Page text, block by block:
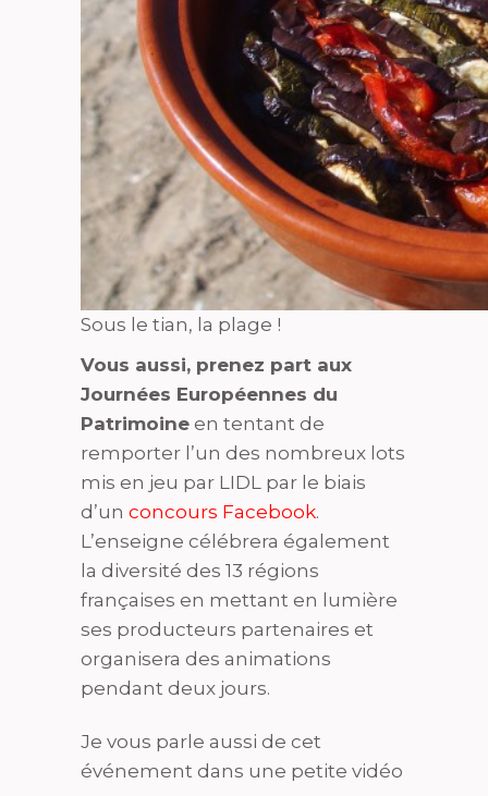
Sous le tian, la plage !
Vous aussi, prenez part aux
Journées Européennes du
Patrimoine en tentant de
remporter l’un des nombreux lots
mis en jeu par LIDL par le biais
d’un concours Facebook.
L’enseigne célébrera également
la diversité des 13 régions
françaises en mettant en lumière
ses producteurs partenaires et
organisera des animations
pendant deux jours.
Je vous parle aussi de cet
événement dans une petite vidéo